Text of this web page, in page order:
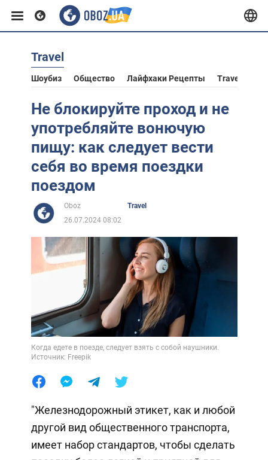
Европа
США
Азия
Африка
Жизнь
Лайфхаки
Travel
Шоубиз Общество Лайфхаки Рецепты Travel
Не блокируйте проход и не
употребляйте вонючую
пищу: как следует вести
себя во время поездки
поездом
Oboz
Travel
26.07.2024 08:02
Когда едете в поезде, следует взять с собой наушники.
Источник: Freepik
"Железнодорожный этикет, как и любой
другой вид общественного транспорта,
имеет набор стандартов, чтобы сделать